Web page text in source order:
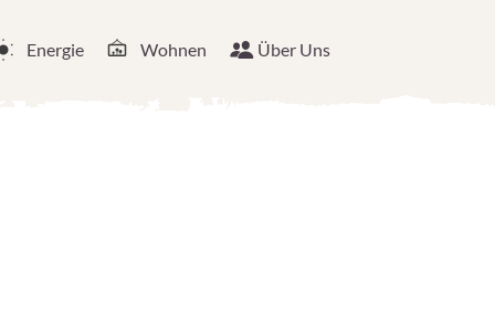
Energie Wohnen Über Uns